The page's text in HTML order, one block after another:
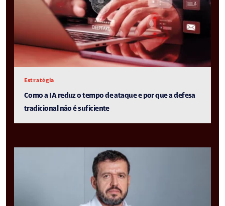
Estratégia
Como a IA reduz o tempo de ataque e por que a defesa
tradicional não é suficiente